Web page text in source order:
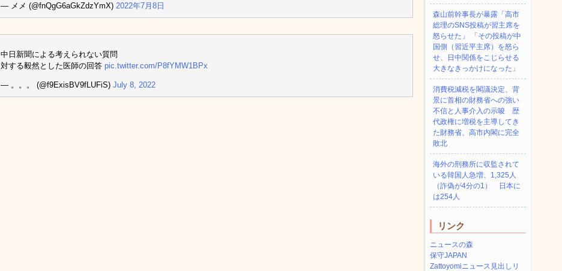
— メメ (@fnQgG6aGkZdzYmX) 2022年7月8日
中日新聞による考えられない質問
対する毅然とした医師の回答 pic.twitter.com/P8fYMW1BPx
— 。。。 (@f9ExisBV9fLUFiS) July 8, 2022
森山前幹事長が暴露「高市
総理のSNS投稿が習主席を
怒らせた」 「その投稿が中
国側（習近平主席）を怒ら
せ、日中関係をこじらせる
大きなきっかけになった」
消費税減税を閣議決定、背
景に首相の財務省への強い
不信と人事介入の示唆 歴
代政権に増税を主導してき
た財務省、高市内閣に完全
敗北
海外の刑務所に収監されて
いる韓国人急増、1,325人
（詐偽が4分の1） 日本に
は254人
リンク
ニュースの森
保守JAPAN
Zattoyomiニュース見出しリ